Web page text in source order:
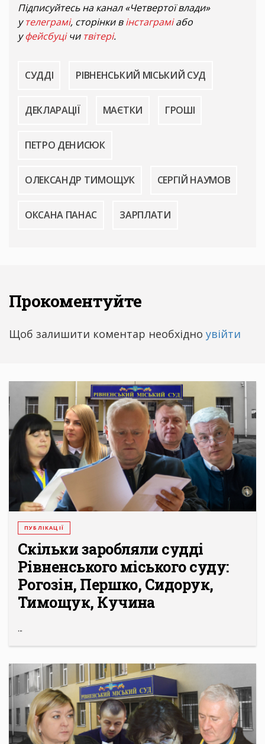
Підписуйтесь на канал «Четвертої влади»
утелеграмі, сторінки вінстаграміабо
уфейсбуцічи твітері.
СУДДІ РІВНЕНСЬКИЙ МІСЬКИЙ СУД
ДЕКЛАРАЦІЇ МАЄТКИ ГРОШІ
ПЕТРО ДЕНИСЮК
ОЛЕКСАНДР ТИМОЩУК СЕРГІЙ НАУМОВ
ОКСАНА ПАНАС ЗАРПЛАТИ
Прокоментуйте
Щоб залишити коментар необхідно увійти
ПУБЛІКАЦІЇ
Скільки заробляли судді
Рівненського міського суду:
Рогозін, Першко, Сидорук,
Тимощук, Кучина
...